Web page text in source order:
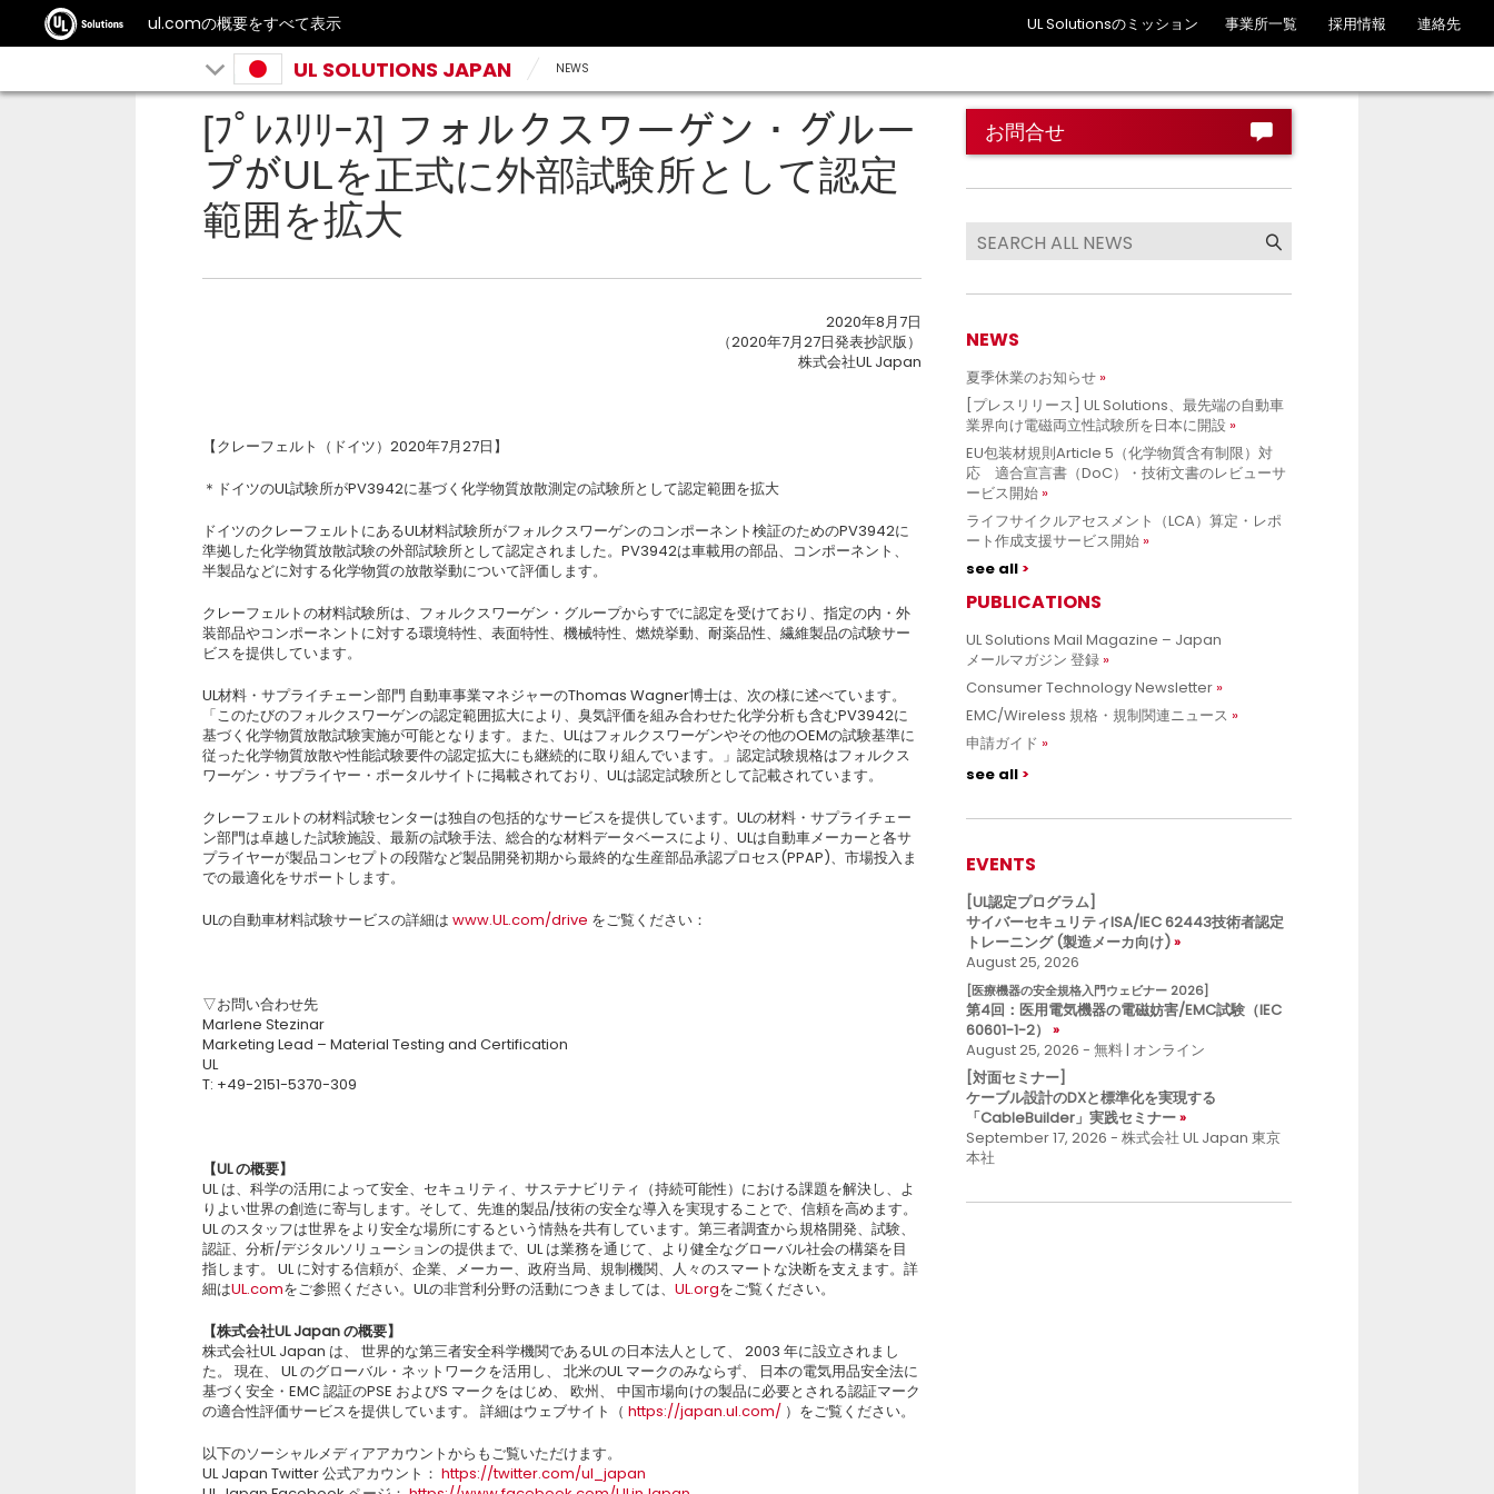
ul.comの概要をすべて表示 UL Solutionsのミッション 事業所一覧 採用情報 連絡先
UL SOLUTIONS JAPAN NEWS
[ﾌﾟﾚｽﾘﾘｰｽ] フォルクスワーゲン・グルー
プがULを正式に外部試験所として認定
範囲を拡大
2020年8月7日
（2020年7月27日発表抄訳版）
株式会社UL Japan
【クレーフェルト（ドイツ）2020年7月27日】
＊ドイツのUL試験所がPV3942に基づく化学物質放散測定の試験所として認定範囲を拡大
ドイツのクレーフェルトにあるUL材料試験所がフォルクスワーゲンのコンポーネント検証のためのPV3942に
準拠した化学物質放散試験の外部試験所として認定されました。PV3942は車載用の部品、コンポーネント、
半製品などに対する化学物質の放散挙動について評価します。
クレーフェルトの材料試験所は、フォルクスワーゲン・グループからすでに認定を受けており、指定の内・外
装部品やコンポーネントに対する環境特性、表面特性、機械特性、燃焼挙動、耐薬品性、繊維製品の試験サー
ビスを提供しています。
UL材料・サプライチェーン部門 自動車事業マネジャーのThomas Wagner博士は、次の様に述べています。
「このたびのフォルクスワーゲンの認定範囲拡大により、臭気評価を組み合わせた化学分析も含むPV3942に
基づく化学物質放散試験実施が可能となります。また、ULはフォルクスワーゲンやその他のOEMの試験基準に
従った化学物質放散や性能試験要件の認定拡大にも継続的に取り組んでいます。」認定試験規格はフォルクス
ワーゲン・サプライヤー・ポータルサイトに掲載されており、ULは認定試験所として記載されています。
クレーフェルトの材料試験センターは独自の包括的なサービスを提供しています。ULの材料・サプライチェー
ン部門は卓越した試験施設、最新の試験手法、総合的な材料データベースにより、ULは自動車メーカーと各サ
プライヤーが製品コンセプトの段階など製品開発初期から最終的な生産部品承認プロセス(PPAP)、市場投入ま
での最適化をサポートします。
ULの自動車材料試験サービスの詳細は www.UL.com/drive をご覧ください：
▽お問い合わせ先
Marlene Stezinar
Marketing Lead – Material Testing and Certification
UL
T: +49-2151-5370-309
【UL の概要】
UL は、科学の活用によって安全、セキュリティ、サステナビリティ（持続可能性）における課題を解決し、よ
りよい世界の創造に寄与します。そして、先進的製品/技術の安全な導入を実現することで、信頼を高めます。
UL のスタッフは世界をより安全な場所にするという情熱を共有しています。第三者調査から規格開発、試験、
認証、分析/デジタルソリューションの提供まで、UL は業務を通じて、より健全なグローバル社会の構築を目
指します。 UL に対する信頼が、企業、メーカー、政府当局、規制機関、人々のスマートな決断を支えます。詳
細はUL.comをご参照ください。ULの非営利分野の活動につきましては、 UL.orgをご覧ください。
【株式会社UL Japan の概要】
株式会社UL Japan は、 世界的な第三者安全科学機関であるUL の日本法人として、 2003 年に設立されまし
た。 現在、 UL のグローバル・ネットワークを活用し、 北米のUL マークのみならず、 日本の電気用品安全法に
基づく安全・EMC 認証のPSE およびS マークをはじめ、 欧州、 中国市場向けの製品に必要とされる認証マーク
の適合性評価サービスを提供しています。 詳細はウェブサイト（ https://japan.ul.com/ ）をご覧ください。
以下のソーシャルメディアアカウントからもご覧いただけます。
UL Japan Twitter 公式アカウント： https://twitter.com/ul_japan
お問合せ
NEWS
夏季休業のお知らせ
[プレスリリース] UL Solutions、最先端の自動車
業界向け電磁両立性試験所を日本に開設
EU包装材規則Article 5（化学物質含有制限）対
応 適合宣言書（DoC）・技術文書のレビューサ
ービス開始
ライフサイクルアセスメント（LCA）算定・レポ
ート作成支援サービス開始
see all
PUBLICATIONS
UL Solutions Mail Magazine – Japan
メールマガジン 登録
Consumer Technology Newsletter
EMC/Wireless 規格・規制関連ニュース
申請ガイド
see all
EVENTS
[UL認定プログラム]
サイバーセキュリティISA/IEC 62443技術者認定
トレーニング (製造メーカ向け)
August 25, 2026
[医療機器の安全規格入門ウェビナー 2026]
第4回：医用電気機器の電磁妨害/EMC試験（IEC
60601-1-2）
August 25, 2026 - 無料 | オンライン
[対面セミナー]
ケーブル設計のDXと標準化を実現する
「CableBuilder」実践セミナー
September 17, 2026 - 株式会社 UL Japan 東京
本社